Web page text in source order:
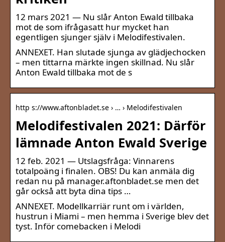
12 mars 2021 — Nu slår Anton Ewald tillbaka
mot de som ifrågasatt hur mycket han
egentligen sjunger själv i Melodifestivalen.
ANNEXET. Han slutade sjunga av glädjechocken
– men tittarna märkte ingen skillnad. Nu slår
Anton Ewald tillbaka mot de s
http s://www.aftonbladet.se › … › Melodifestivalen
Melodifestivalen 2021: Därför
lämnade Anton Ewald Sverige
12 feb. 2021 — Utslagsfråga: Vinnarens
totalpoäng i finalen. OBS! Du kan anmäla dig
redan nu på manager.aftonbladet.se men det
går också att byta dina tips …
ANNEXET. Modellkarriär runt om i världen,
hustrun i Miami – men hemma i Sverige blev det
tyst. Inför comebacken i Melodi